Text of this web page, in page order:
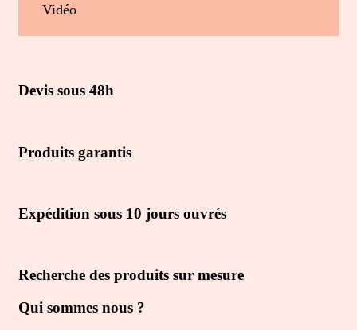
Vidéo
Devis sous 48h
Produits garantis
Expédition sous 10 jours ouvrés
Recherche des produits sur mesure
Qui sommes nous ?